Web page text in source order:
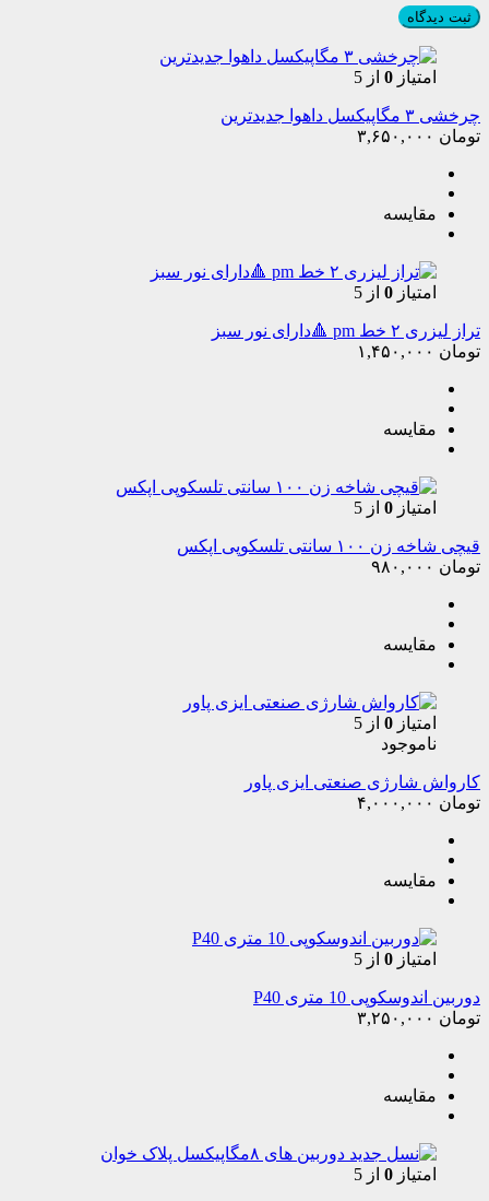
امتیاز 0 از 5
چرخشی ۳ مگاپیکسل داهوا جدیدترین
تومان
مقایسه
امتیاز 0 از 5
تراز لیزری ۲ خط pm 🔺دارای نور سبز
تومان
مقایسه
امتیاز 0 از 5
قیچی شاخه زن ۱۰۰ سانتی تلسکوپی اپکس
تومان
مقایسه
امتیاز 0 از 5
ناموجود
کارواش شارژی صنعتی ایزی پاور
تومان
مقایسه
امتیاز 0 از 5
دوربین اندوسکوپی 10 متری P40
تومان
مقایسه
امتیاز 0 از 5